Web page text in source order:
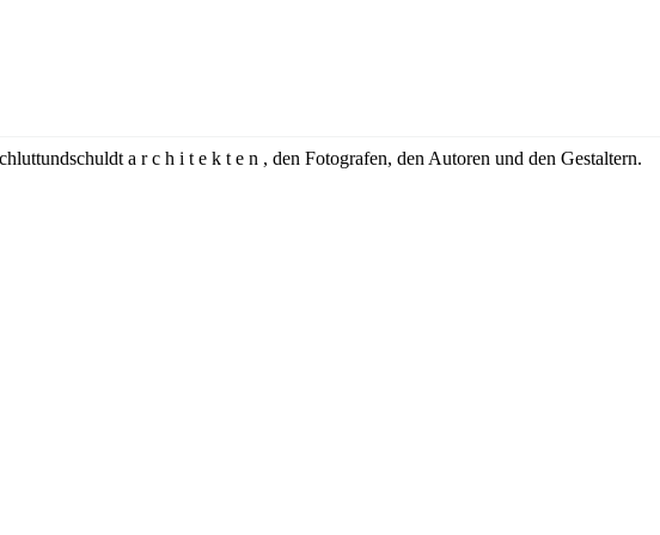
a r c h i t e k t e n , den Fotografen, den Autoren und den Gestaltern.